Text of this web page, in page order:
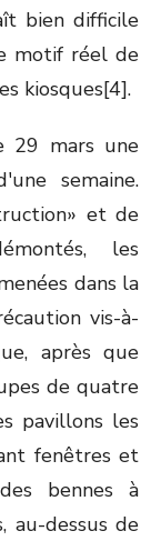
bien difficile
motif réel de
kiosques[4].
29 mars une
semaine.
et de
les
dans la
vis-à-
après que
de quatre
pavillons les
fenêtres et
bennes à
au-dessus de